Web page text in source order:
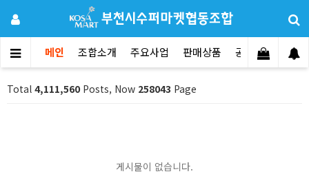
메인 조합소개 주요사업 판매상품 공지사항 문
Total 4,111,560 Posts, Now 258043 Page
게시물이 없습니다.